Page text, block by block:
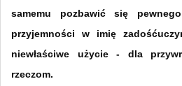
samemu pozbawić się
przyjemności w imię
niewłaściwe użycie - dla
rzeczom.